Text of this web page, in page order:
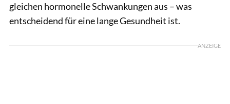
gleichen hormonelle Schwankungen aus – was
entscheidend für eine lange Gesundheit ist.
ANZEIGE